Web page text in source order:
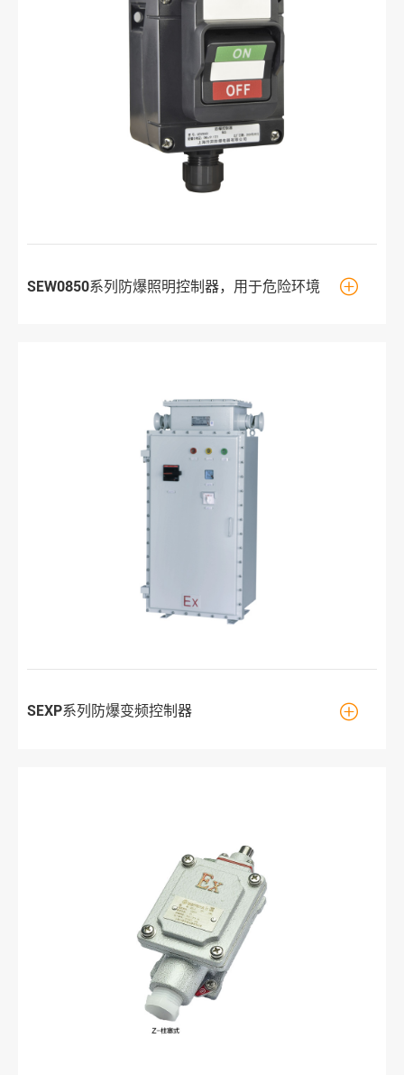
SEW0850系列防爆照明控制器，用于危险环境 
SEXP系列防爆变频控制器 